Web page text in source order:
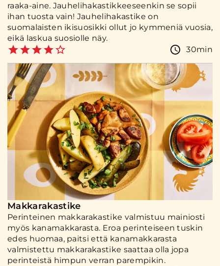
raaka-aine. Jauhelihakastikkeeseenkin se sopii
ihan tuosta vain! Jauhelihakastike on
suomalaisten ikisuosikki ollut jo kymmeniä vuosia,
eikä laskua suosiolle näy.
30min
Makkarakastike
Perinteinen makkarakastike valmistuu mainiosti
myös kanamakkarasta. Eroa perinteiseen tuskin
edes huomaa, paitsi että kanamakkarasta
valmistettu makkarakastike saattaa olla jopa
perinteistä himpun verran parempikin.